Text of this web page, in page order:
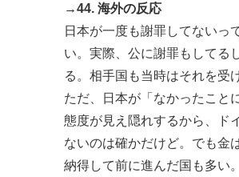
→44. 海外の反応
日本が一度も謝罪してないっ
い。実際、公に謝罪もしてる
る。相手国も当時はそれを受
ただ、日本が「なかったこと
態度が見え隠れするから、ド
ないのは確かだけど。でも金
納得して前に進んだ国も多い